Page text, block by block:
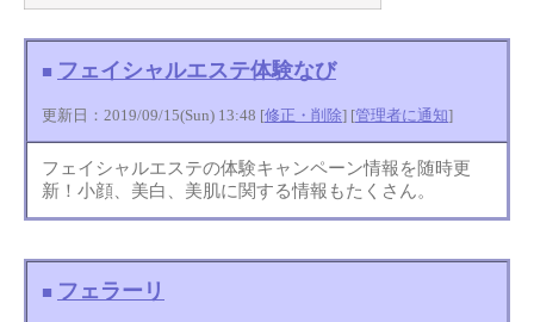
■ フェイシャルエステ体験なび
更新日：2019/09/15(Sun) 13:48 [修正・削除] [管理者に通知]
フェイシャルエステの体験キャンペーン情報を随時更
新！小顔、美白、美肌に関する情報もたくさん。
■ フェラーリ